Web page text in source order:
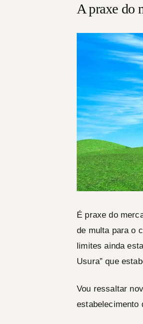
A praxe do
É praxe do
de multa para o
limites ainda
Usura” que
Vou ressaltar
estabelecimento